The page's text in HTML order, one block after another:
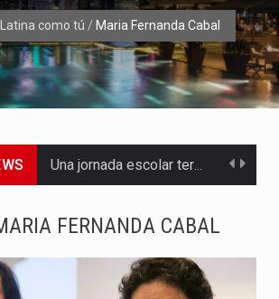
como tú / Maria Fernanda Cabal
Una jornada escolar terminó en tragedia este viernes 7 de…
Abelardo de la Espriella asumió este viernes 7 de agosto…
FERNANDA CABAL